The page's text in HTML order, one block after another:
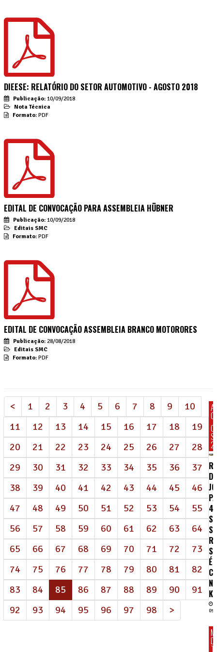
DIEESE: RELATÓRIO DO SETOR AUTOMOTIVO - AGOSTO 2018
Publicação: 10/09/2018
Nota Técnica
Formato: PDF
EDITAL DE CONVOCAÇÃO PARA ASSEMBLEIA HÜBNER
Publicação: 10/09/2018
Editais SMC
Formato: PDF
EDITAL DE CONVOCAÇÃO ASSEMBLEIA BRANCO MOTORORES
Publicação: 28/08/2018
Editais SMC
Formato: PDF
< 1 2 3 4 5 6 7 8 9
10
11
12 13 14 15 16 17 18
19
20
21 22 23 24 25 26 27
28
29
30 31 32 33 34 35 36
37
38
39 40 41 42 43 44 45
46
47
48 49 50 51 52 53 54
55
56
57 58 59 60 61 62 63
64
65
66 67 68 69 70 71 72
73
74
75 76 77 78 79 80 81
82
83
84 85 (atual)
86 87 88 89 90
91
92
93 94 95 96 97 98 >
DE
É
NA
05/